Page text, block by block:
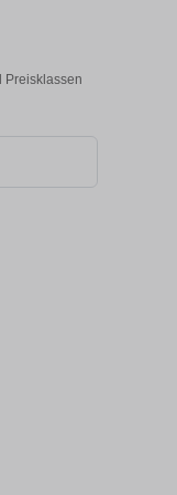
Preisklassen